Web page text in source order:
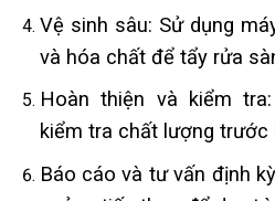
Vệ sinh sâu: Sử dụng
và hóa chất để tẩy rửa
Hoàn thiện và kiểm
kiểm tra chất lượng trước
Báo cáo và tư vấn định